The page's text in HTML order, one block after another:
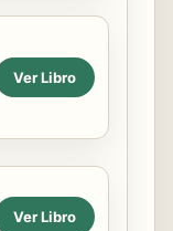
Ver Libro
Ver Libro